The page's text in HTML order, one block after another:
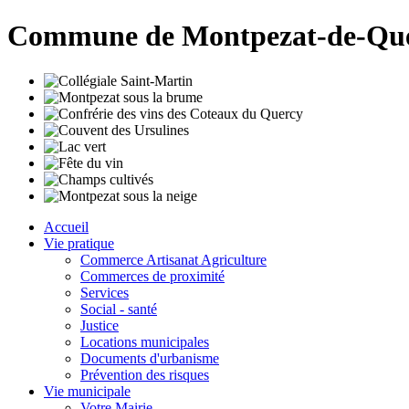
Commune de Montpezat-de-
Accueil
Vie pratique
Commerce Artisanat Agriculture
Commerces de proximité
Services
Social - santé
Justice
Locations municipales
Documents d'urbanisme
Prévention des risques
Vie municipale